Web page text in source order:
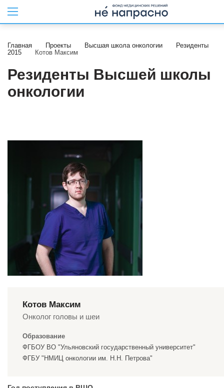
Главная Проекты Высшая школа онкологии
Резиденты
2015
Котов Максим
Резиденты Высшей школы
онкологии
Котов Максим
Онколог головы и шеи
Образование
ФГБОУ ВО "Ульяновский государственный университет"
ФГБУ "НМИЦ онкологии им. Н.Н. Петрова"